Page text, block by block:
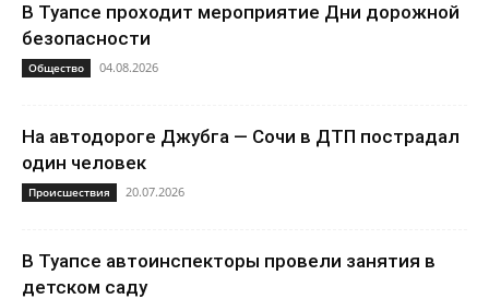
В Туапсе проходит мероприятие Дни дорожной
безопасности
Общество 04.08.2026
На автодороге Джубга — Сочи в ДТП пострадал
один человек
Происшествия 20.07.2026
В Туапсе автоинспекторы провели занятия в
детском саду